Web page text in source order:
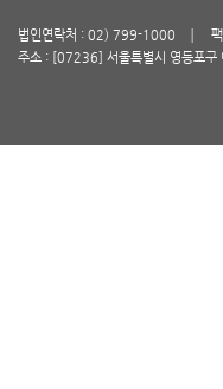
법인연락처 : 02) 799-1000
주소 : [07236] 서울특별시 영등포